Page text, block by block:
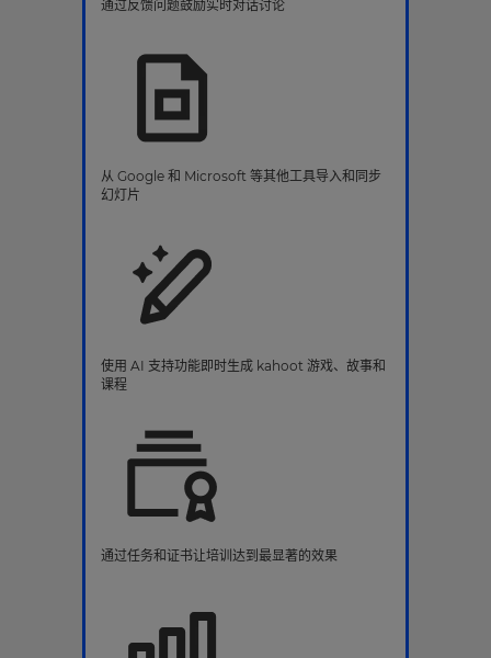
通过反馈问题鼓励实时对话讨论
从 Google 和 Microsoft 等其他工具导入和同步
幻灯片
使用 AI 支持功能即时生成 kahoot 游戏、故事和
课程
通过任务和证书让培训达到最显著的效果